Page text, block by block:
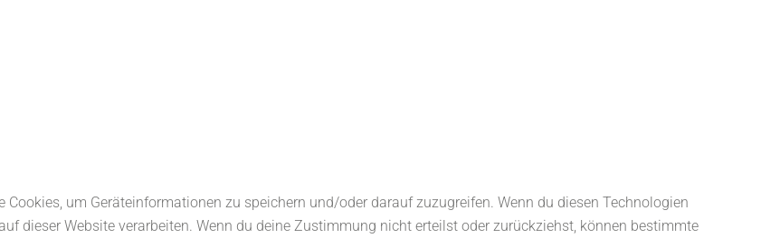
um Geräteinformationen zu speichern und/oder darauf zuzugreifen. Wenn du diesen Technologien
dieser Website verarbeiten. Wenn du deine Zustimmung nicht erteilst oder zurückziehst, können bestimmte